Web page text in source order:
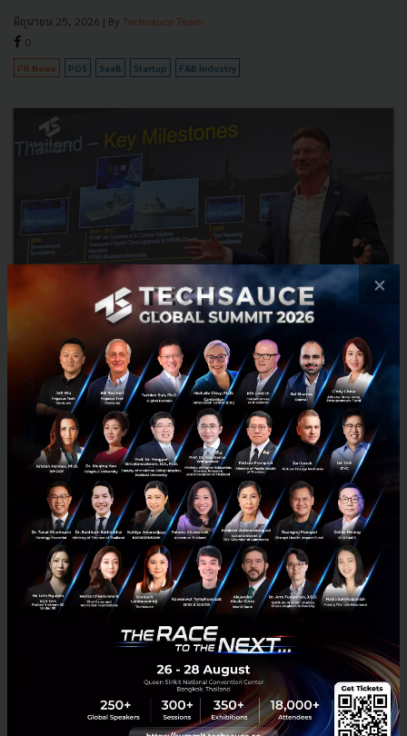
มิถุนายน 25, 2026 | By Techsauce Team
0
PR News POS SaaB Startup F&B Industry
บริษัทสวีเดนอายุ 90 ปี ที่อยู่กับสนามบินไทยมากว่า 20 ปี รู้จัก
บริษัท ‘SAAB’ ผู้อยู่เบื้องหลังระบบเฝ้าระวังภาคพื้นของสนามบิน
Saab ส่งสัญญาณขยายระบบบริหารจราจรทางอากาศ (ATM) ไปยังสนาม
บินอื่นในไทย หลังเป็นผู้ติดตั้งระบบเฝ้าระวังภาคพื้นที่สุวรรณภูมิตั้งแต่ปี
2006 และดอนเมืองตั้งแต่ปี 2017 พร้อมเปิดพอร์ตธุรก...
พฤษภาคม 13, 2026| ByTechsauce Team
Tech & Biz ATM Saab A-SMGCS Don Mueang
×